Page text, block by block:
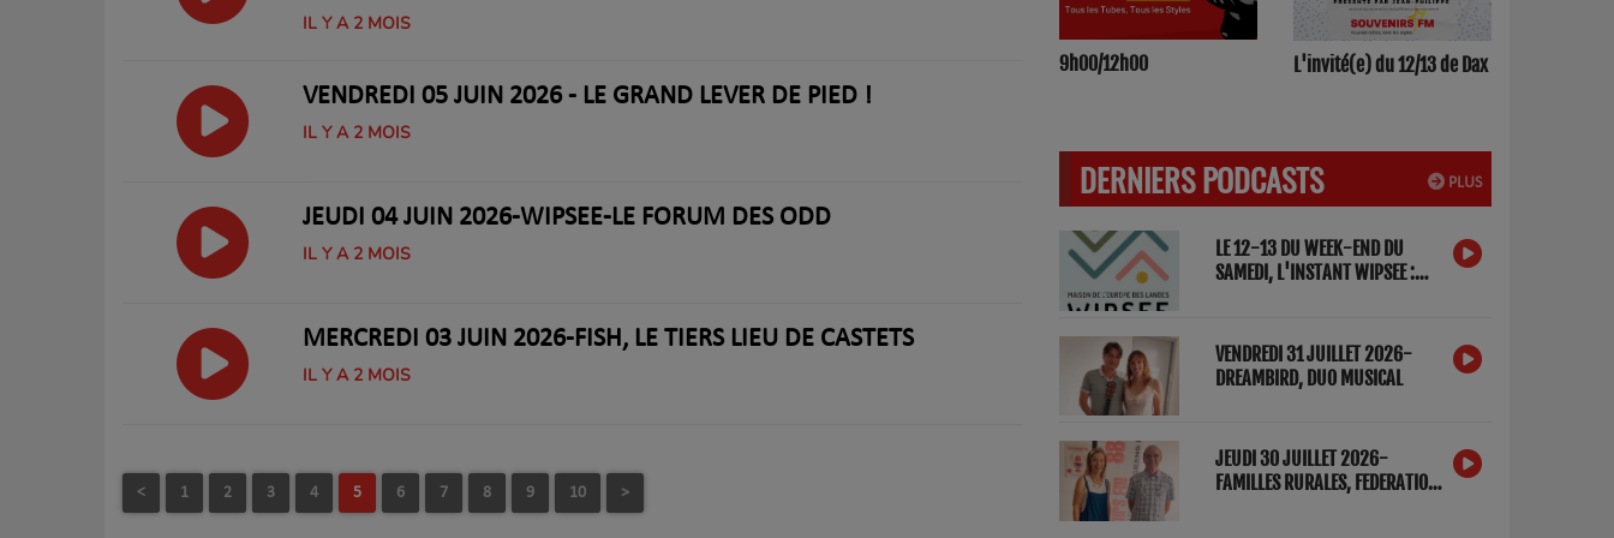
IL Y A 2 MOIS
VENDREDI 05 JUIN 2026 - LE GRAND LEVER DE PIED !
IL Y A 2 MOIS
JEUDI 04 JUIN 2026-WIPSEE-LE FORUM DES ODD
IL Y A 2 MOIS
MERCREDI 03 JUIN 2026-FISH, LE TIERS LIEU DE CASTETS
IL Y A 2 MOIS
< 1 2 3 4 5 6 7 8 9 10 >
9h00/12h00 L'invité(e) du 12/13 de Dax
PLUS
DERNIERS PODCASTS
LE 12-13 DU WEEK-END DU
SAMEDI, L'INSTANT WIPSEE :
VENDREDI 31 JUILLET 2026-
DREAMBIRD, DUO MUSICAL
JEUDI 30 JUILLET 2026-
FAMILLES RURALES, FEDERATION